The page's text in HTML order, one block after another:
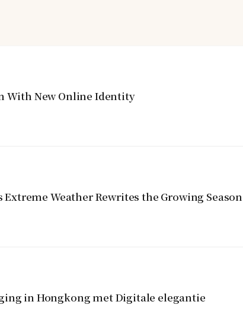
With New Online Identity
Weather Rewrites the Growing Season
in Hongkong met Digitale elegantie